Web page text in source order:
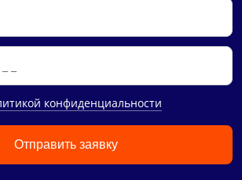
конфиденциальности
Отправить заявку